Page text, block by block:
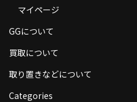
商品の発送
お支払い方法
マイページ
GGについて
買取について
取り置きなどについて
Categories